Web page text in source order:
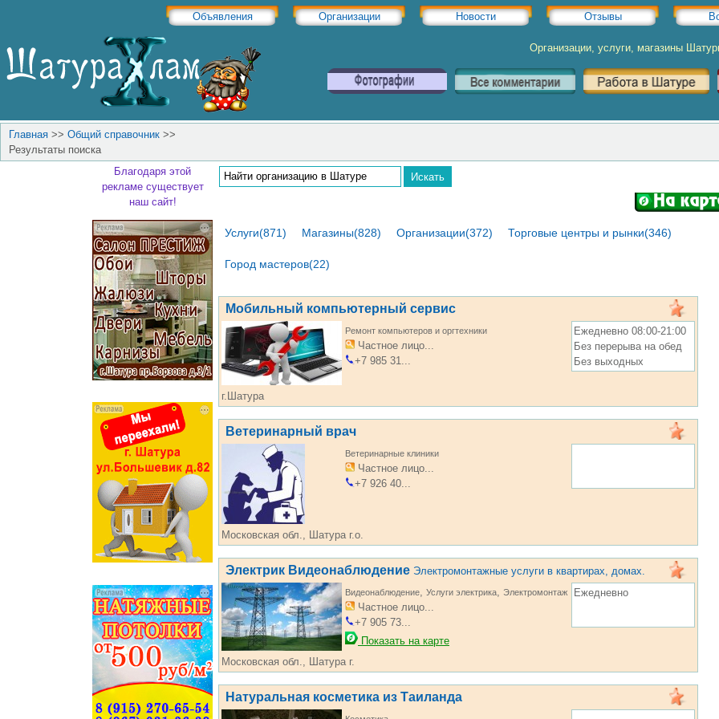
Объявления Организации Новости Отзывы
Организации, услуги, магазины
Главная >> Общий справочник >>
Результаты поиска
Благодаря этой
рекламе существует
наш сайт!
Услуги(871) Магазины(828) Организации(372) Торговые центры и рынки(346)
Город мастеров(22)
Мобильный компьютерный сервис
Ремонт компьютеров и оргтехники
Частное лицо...
+7 985 31...
Ежедневно 08:00-21:00
Без перерыва на обед
Без выходных
г.Шатура
Ветеринарный врач
Ветеринарные клиники
Частное лицо...
+7 926 40...
Московская обл., Шатура г.о.
Электрик Видеонаблюдение Электромонтажные услуги в квартирах, домах.
Видеонаблюдение, Услуги электрика, Электромонтаж
Частное лицо...
+7 905 73...
Показать на карте
Ежедневно
Московская обл., Шатура г.
Натуральная косметика из Таиланда